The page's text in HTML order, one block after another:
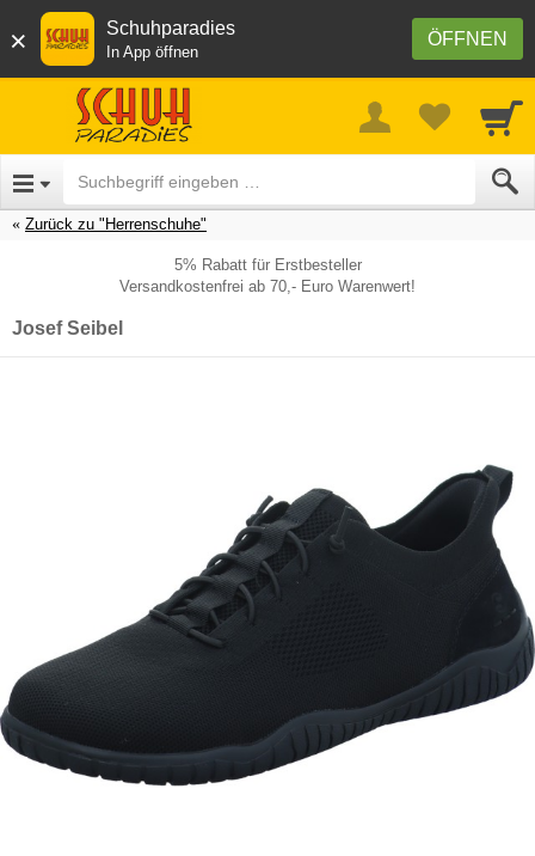
× ÖFFNEN
Schuhparadies
In App öffnen
Zurück zu "Herrenschuhe"
5% Rabatt für Erstbesteller
Versandkostenfrei ab 70,- Euro Warenwert!
Josef Seibel